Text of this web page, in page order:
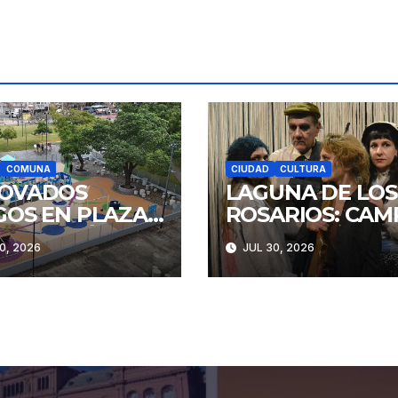
COMUNA
EN PLAZA
2026
CIUDAD CULTURA
LAGUNA DE LOS
ROSARIOS:
Y RENCOR
JUL 30, 2026